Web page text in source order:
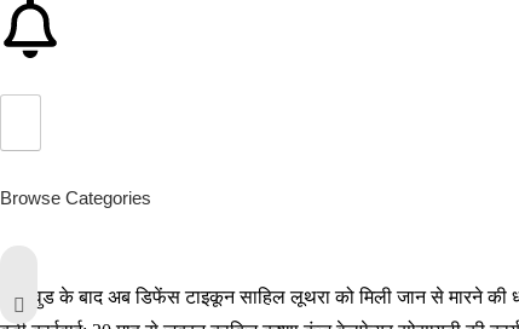
Browse Categories
बॉलीवुड के बाद अब डिफेंस टाइकून साहिल लूथरा को मिली जान से मारने की